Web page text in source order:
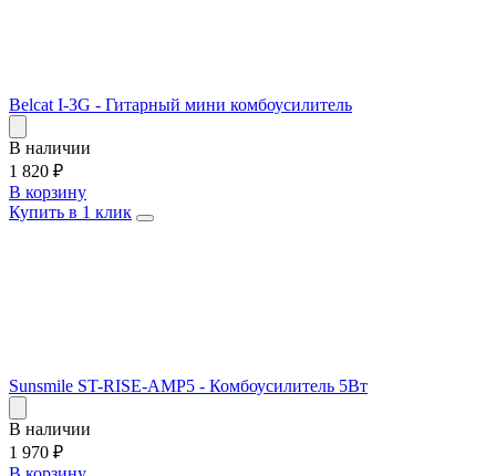
Belcat I-3G - Гитарный мини комбоусилитель
В наличии
1 820 ₽
В корзину
Купить в 1 клик
Sunsmile ST-RISE-AMP5 - Комбоусилитель 5Вт
В наличии
1 970 ₽